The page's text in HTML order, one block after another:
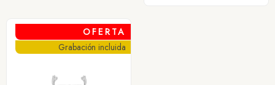
OFERTA
Grabación incluida